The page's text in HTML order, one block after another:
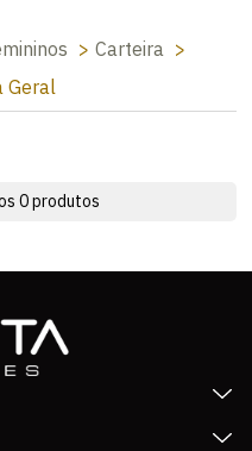
Carteira
Geral
0produtos